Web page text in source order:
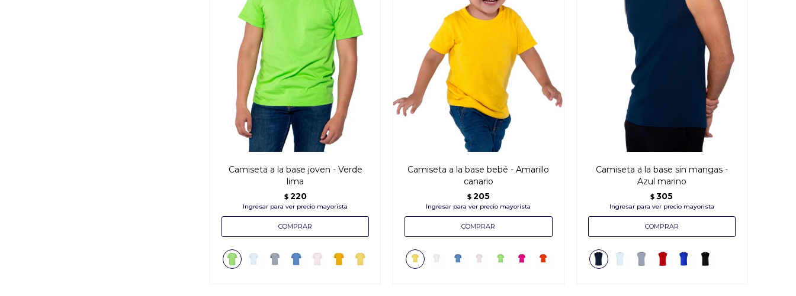
Camiseta a la base joven - Verde
lima
$ 220
Camiseta a la base bebé - Amarillo
canario
$ 205
Camiseta a la base sin mangas -
Azul marino
$ 305